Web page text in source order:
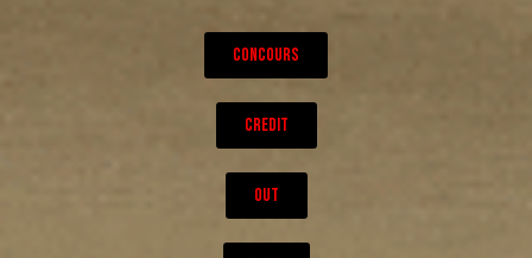
CONCOURS
CREDIT
OUT